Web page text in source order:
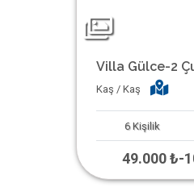
Villa Gülce-2
Kaş / Kaş
6 Kişilik
49.000 ₺-